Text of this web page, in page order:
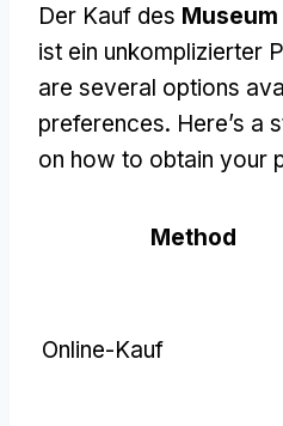
Der Kauf des
ist ein unkomplizierter
are several options
preferences. Here’s a
on how to obtain your
Method
Online-Kauf